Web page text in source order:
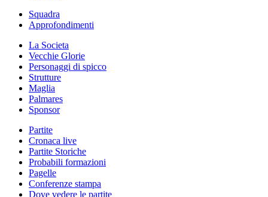
Squadra
Approfondimenti
La Societa
Vecchie Glorie
Personaggi di spicco
Strutture
Maglia
Palmares
Sponsor
Partite
Cronaca live
Partite Storiche
Probabili formazioni
Pagelle
Conferenze stampa
Dove vedere le partite